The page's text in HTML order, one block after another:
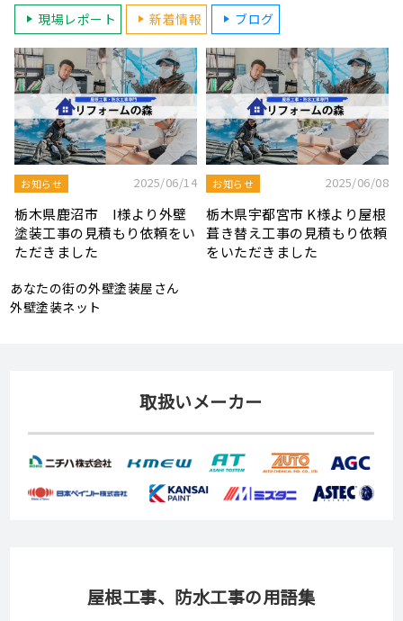
現場レポート 新着情報 ブログ
モルタル外壁の特徴と劣化症
状、メンテナンス方法を解説
令和7年度 結婚新生活支援補
助金が実施されます！
あなたの街の外壁塗装屋さん
外壁塗装ネット
取扱いメーカー
屋根工事、防水工事の用語集